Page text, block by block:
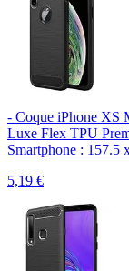
- Coque iPhone XS
Luxe Flex TPU
Smartphone : 157.5
5,19 €